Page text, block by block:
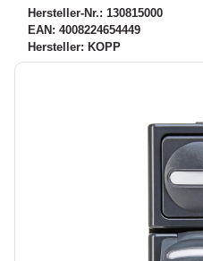
Hersteller-Nr.: 130815000
EAN: 4008224654449
Hersteller: KOPP